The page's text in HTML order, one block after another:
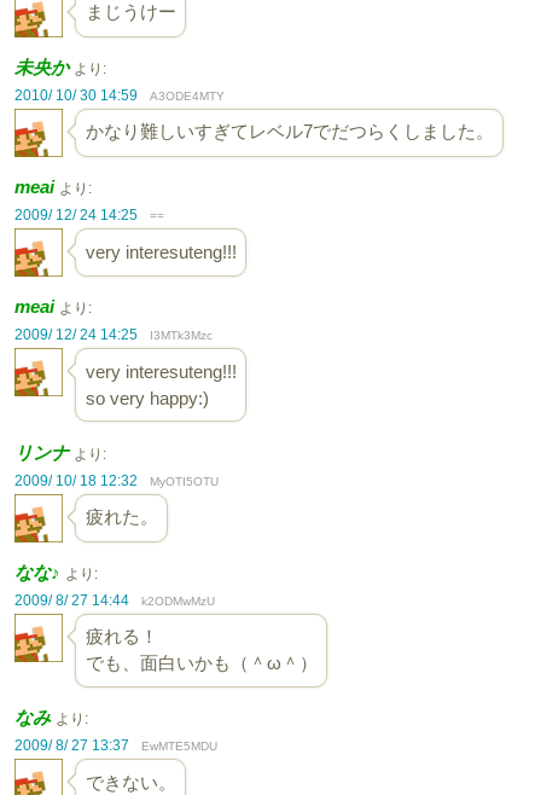
まじうけー
未央か より:
2010/ 10/ 30 14:59
A3ODE4MTY
かなり難しいすぎてレベル7でだつらくしました。
meai より:
2009/ 12/ 24 14:25
==
very interesuteng!!!
meai より:
2009/ 12/ 24 14:25
I3MTk3Mzc
very interesuteng!!!
so very happy:)
リンナ より:
2009/ 10/ 18 12:32
MyOTI5OTU
疲れた。
なな♪ より:
2009/ 8/ 27 14:44
k2ODMwMzU
疲れる！
でも、面白いかも（＾ω＾）
なみ より:
2009/ 8/ 27 13:37
EwMTE5MDU
できない。